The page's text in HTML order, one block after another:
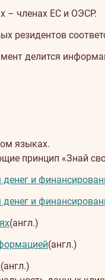
– членах ЕС и ОЭСР.
резидентов
делится
языках.
принцип «Знай
и
и
(англ.)
(англ.)
(англ.)